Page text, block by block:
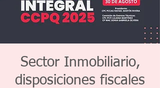
Sector Inmobiliario,
disposiciones fiscales